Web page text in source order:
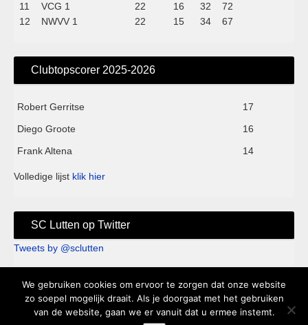
11
VCG 1 22 16 32
72
12
NWVV 1 22 15 34 67
Clubtopscorer 2025-2026
Robert Gerritse
17
Diego Groote
16
Frank Altena
14
Volledige lijst klik hier
SC Lutten op Twitter
Tweets by @sclutten
Sc Lutten - Sportpark de Kei - Knappersveldweg 1B - 7776 PA
Slagharen - Clubhuis 't Keihart tel. 0523-682250 |
We gebruiken cookies om ervoor te zorgen dat onze website
zo soepel mogelijk draait. Als je doorgaat met het gebruiken
van de website, gaan we er vanuit dat u ermee instemt.